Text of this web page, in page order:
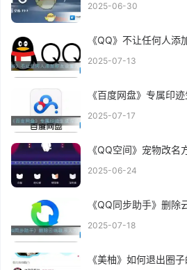
2025-06-30
《QQ》不让任何人添
2025-07-13
《百度网盘》专属印
2025-07-17
《QQ空间》宠物改名
2025-06-24
《QQ同步助手》删除
2025-07-18
《美柚》如何退出圈